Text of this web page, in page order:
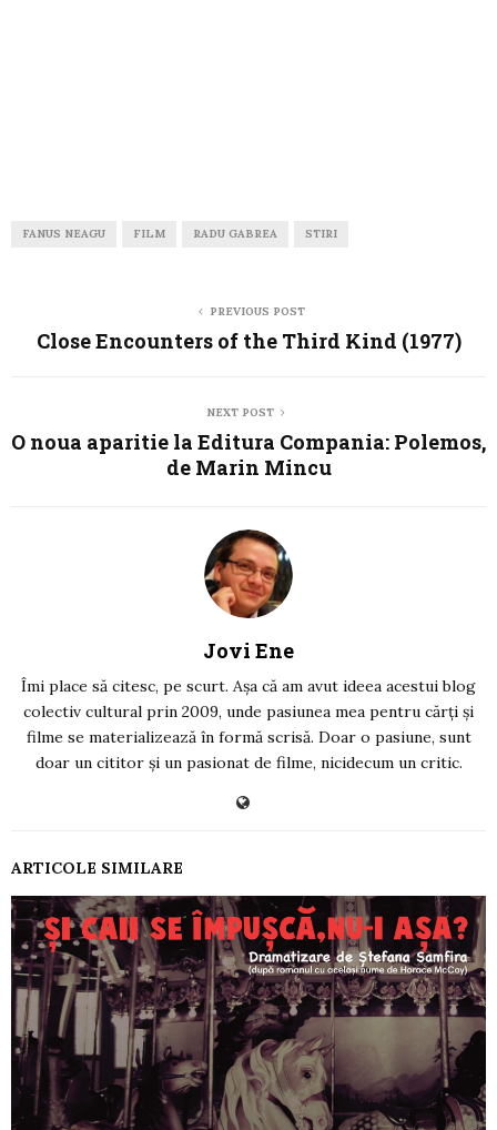
FANUS NEAGU FILM RADU GABREA STIRI
PREVIOUS POST
Close Encounters of the Third Kind (1977)
NEXT POST
O noua aparitie la Editura Compania: Polemos,
de Marin Mincu
Jovi Ene
Îmi place să citesc, pe scurt. Așa că am avut ideea acestui blog
colectiv cultural prin 2009, unde pasiunea mea pentru cărți și
filme se materializează în formă scrisă. Doar o pasiune, sunt
doar un cititor și un pasionat de filme, nicidecum un critic.
ARTICOLE SIMILARE